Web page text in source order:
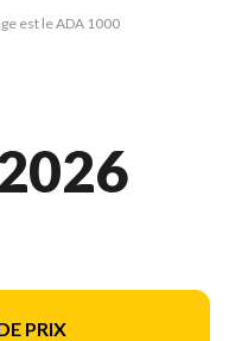
est le ADA 1000
PRIX